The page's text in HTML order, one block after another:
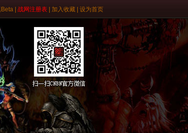
Beta 战网注册表 加入收藏 设为首页